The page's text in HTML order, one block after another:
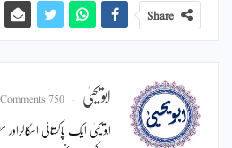
Share
ابویحییٰ 750 Posts
ابویحییٰ ایک پاکستانی